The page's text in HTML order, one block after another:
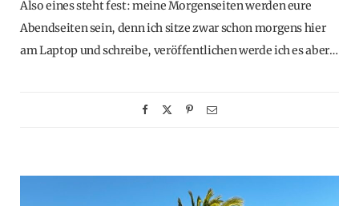
Also eines steht fest: meine Morgenseiten werden eure
Abendseiten sein, denn ich sitze zwar schon morgens hier
am Laptop und schreibe, veröffentlichen werde ich es aber…